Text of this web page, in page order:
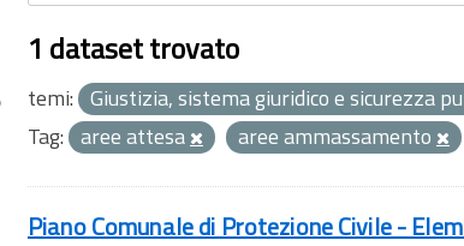
1 dataset trovato
temi: Giustizia, sistema giuridico e sicurezza
Tag: aree attesa aree ammassamento
Piano Comunale di Protezione Civile -